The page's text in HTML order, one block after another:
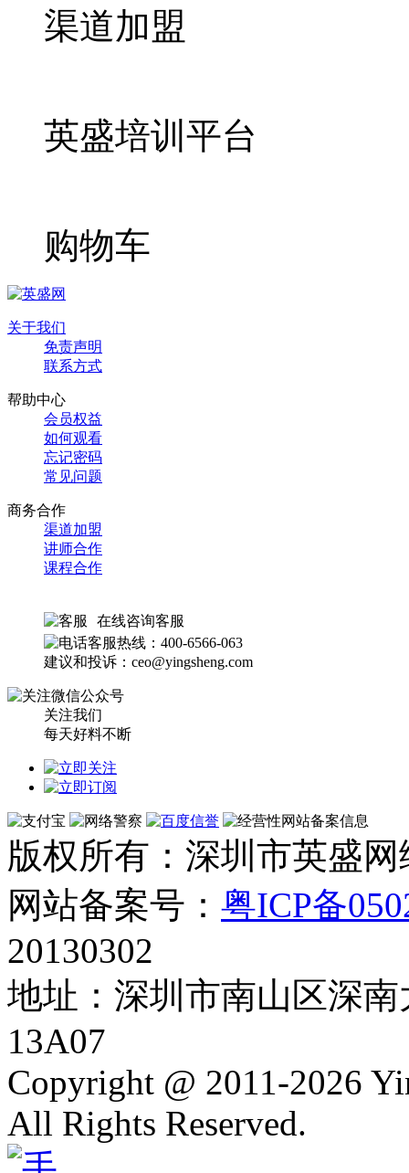
渠道加盟
英盛培训平台
购物车
关于我们
免责声明
联系方式
帮助中心
会员权益
如何观看
忘记密码
常见问题
商务合作
渠道加盟
讲师合作
课程合作
在线咨询客服
客服热线：400-6566-063
建议和投诉：ceo@yingsheng.com
关注我们
每天好料不断
版权所有：深圳市英盛
网站备案号： 粤ICP备
20130302
地址：深圳市南山区深
13A07
Copyright @ 2011-2026
All Rights Reserved.